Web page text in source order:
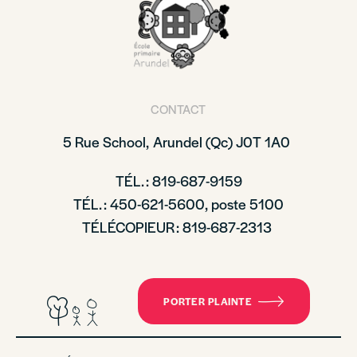
CONTACT
5 Rue School, Arundel (Qc)J0T 1A0
TÉL. : 819-687-9159
TÉL. : 450-621-5600, poste 5100
TÉLÉCOPIEUR : 819-687-2313
PORTER PLAINTE